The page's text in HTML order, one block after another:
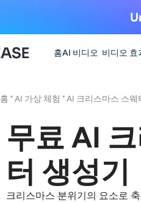
홈AI 비디오 비디오 효
홈 "AI 가상 체험 "AI 크리스마스 스웨
무료 AI
터 생성기
크리스마스 분위기의 요소로